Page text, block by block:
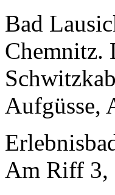
Bad
Chemnitz.
Aufgüsse,
Am Riff 3,